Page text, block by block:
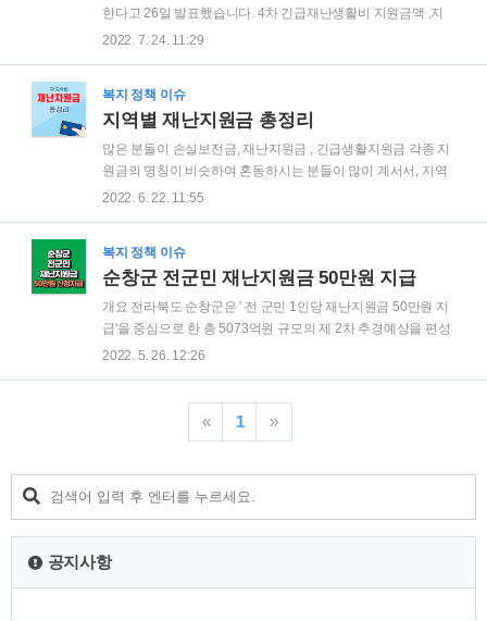
한다고 26일 발표했습니다. 4차 긴급재난생활비 지원금액 ,지
원대상 지원금액 : 만 19세 이상 30만원 / 만 19세 이하( 2002년
민등록상 광양시민이며, 광양에 국내 체류지로 등록된 외국인
과 국내 거소지로 신고된 외국국적동포, 9월 29일까지 출생등
록을 완료한 출생아도 포함 지급방법 지급방법 : 광양사랑상품
권과 온누리상품권 병행지급 - 만 19세 이상 : 광양사랑샃품권
2022. 7. 24. 11:29
복지 정책 이슈
지역별 재난지원금 총정리
많은 분들이 손실보전금, 재난지원금 , 긴급생활지원금 각종 지
원금의 명칭이 비슷하여 혼동하시는 분들이 많이 계서서, 지역
별 코로나19 지원금을 정리하여 알려드리니, 해당하시는 지역
신청하기 바로가기👈 6차 긴급고용 안정지원금 200만원,특고
프리랜서 지원 🔻🔻🔻🔻 👉6차 긴급고용 안정지원금 200만원
특고,프리랜서 지원 바로가기 👈 저소득층 긴급생활안정지원
금 재난지원금 지급 🔻🔻🔻🔻 👉저소득층 긴급생활안정지원금
2022. 6. 22. 11:55
복지 정책 이슈
순창군 전군민 재난지원금 50만원 지급
개요 전라북도 순창군은 ' 전 군민 1인당 재난지원금 50만원 지
급'을 중심으로 한 총 5073억원 규모의 제 2차 추경예상을 편성
하여 순창군의회에 제출했다고 합니다. 이번 추경중 가장 중요
원금을 지급키로 결정했다고 합니다. 소상공인 손실보전금 방
역지원금 600만원 신청 및 대상 드디어 구체적으로 윤곽이 나
보이며, 빠르면 이번주 다가오는 29일 enter1.youstory222.com
신청대상 기준일 (2022.5.19) 로 부터 신청일까지 계속해서 순
2022. 5. 26. 12:26
« 1 »
공지사항